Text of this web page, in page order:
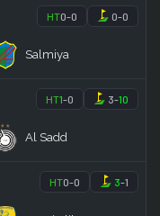
HT0-0 0-0
Salmiya
HT1-0 3-10
Al Sadd
HT0-0 3-1